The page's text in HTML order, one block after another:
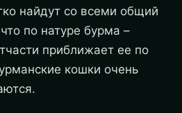
найдут со всеми общий
по натуре бурма –
приближает ее по
кошки очень